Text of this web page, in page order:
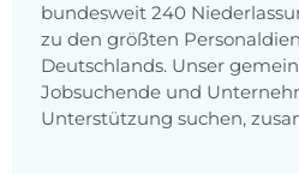
bundesweit 240
zu den größten
Deutschlands. Unser
Jobsuchende und
Unterstützung suchen,